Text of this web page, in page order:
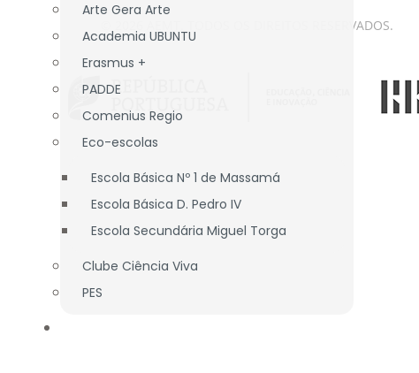
Arte Gera Arte
Academia UBUNTU
Erasmus +
PADDE
Comenius Regio
Eco-escolas
Escola Básica Nº 1 de Massamá
Escola Básica D. Pedro IV
Escola Secundária Miguel Torga
Clube Ciência Viva
PES
© 2026 AEMT. TODOS OS DIREITOS RESERVADOS.